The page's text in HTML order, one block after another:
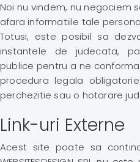
Noi nu vindem, nu negociem
afara informatiile tale
Totusi, este posibil sa
instantele de judecata,
publice pentru a ne
procedura legala
perchezitie sau o hotarare
Link-uri Externe
Acest site poate sa